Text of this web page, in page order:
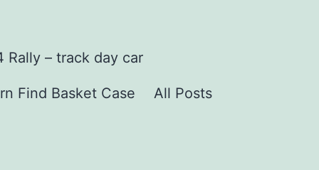
Rally – track day car
Find Basket Case All Posts